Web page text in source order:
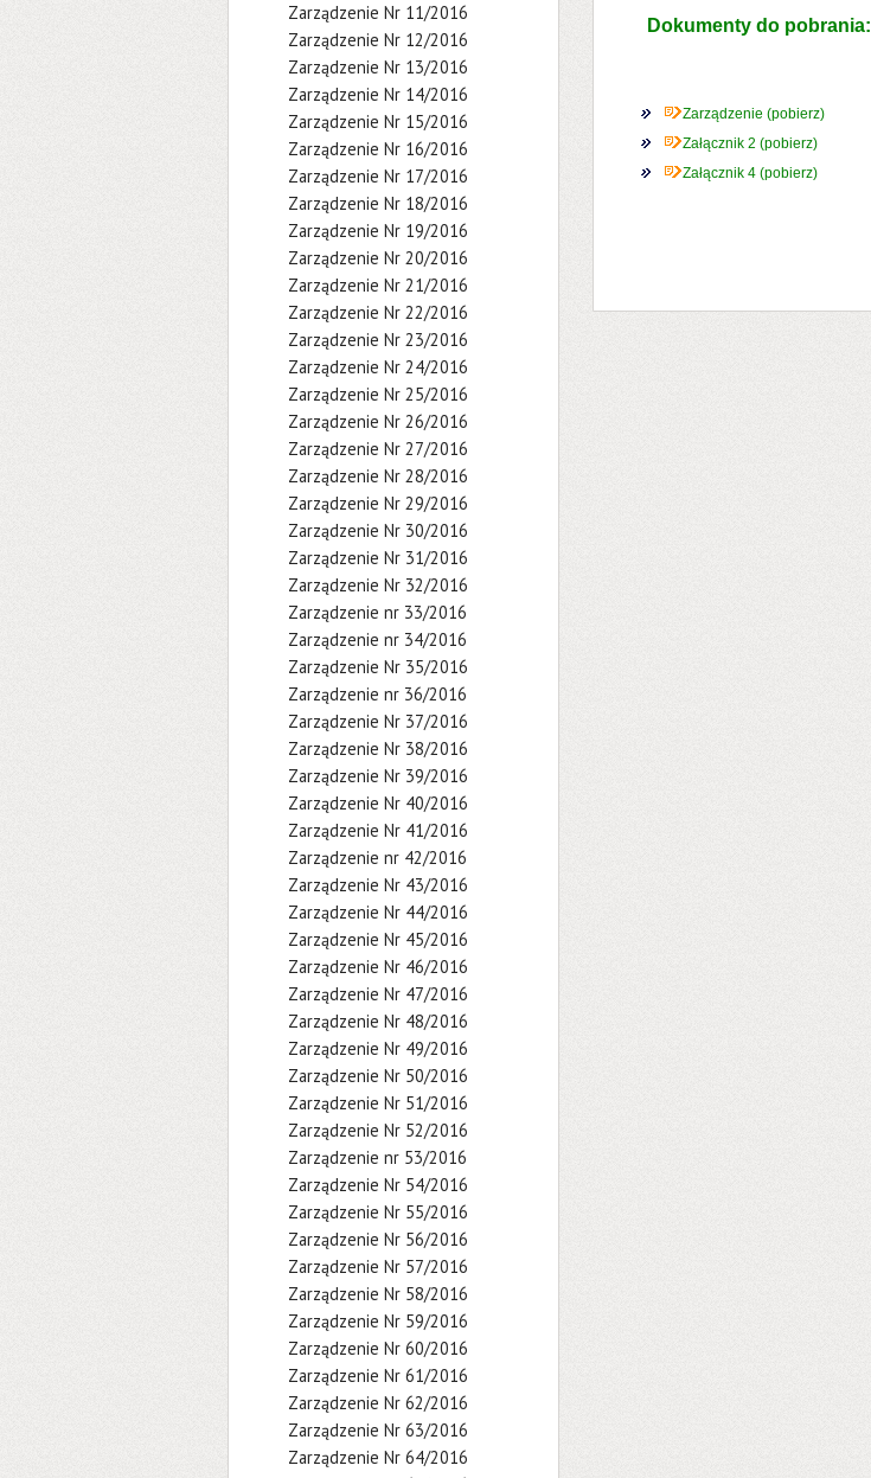
Zarządzenie Nr 11/2016
Zarządzenie Nr 12/2016
Zarządzenie Nr 13/2016
Zarządzenie Nr 14/2016
Zarządzenie Nr 15/2016
Zarządzenie Nr 16/2016
Zarządzenie Nr 17/2016
Zarządzenie Nr 18/2016
Zarządzenie Nr 19/2016
Zarządzenie Nr 20/2016
Zarządzenie Nr 21/2016
Zarządzenie Nr 22/2016
Zarządzenie Nr 23/2016
Zarządzenie Nr 24/2016
Zarządzenie Nr 25/2016
Zarządzenie Nr 26/2016
Zarządzenie Nr 27/2016
Zarządzenie Nr 28/2016
Zarządzenie Nr 29/2016
Zarządzenie Nr 30/2016
Zarządzenie Nr 31/2016
Zarządzenie Nr 32/2016
Zarządzenie nr 33/2016
Zarządzenie nr 34/2016
Zarządzenie Nr 35/2016
Zarządzenie nr 36/2016
Zarządzenie Nr 37/2016
Zarządzenie Nr 38/2016
Zarządzenie Nr 39/2016
Zarządzenie Nr 40/2016
Zarządzenie Nr 41/2016
Zarządzenie nr 42/2016
Zarządzenie Nr 43/2016
Zarządzenie Nr 44/2016
Zarządzenie Nr 45/2016
Zarządzenie Nr 46/2016
Zarządzenie Nr 47/2016
Zarządzenie Nr 48/2016
Zarządzenie Nr 49/2016
Zarządzenie Nr 50/2016
Zarządzenie Nr 51/2016
Zarządzenie Nr 52/2016
Zarządzenie nr 53/2016
Zarządzenie Nr 54/2016
Zarządzenie Nr 55/2016
Zarządzenie Nr 56/2016
Zarządzenie Nr 57/2016
Zarządzenie Nr 58/2016
Zarządzenie Nr 59/2016
Zarządzenie Nr 60/2016
Zarządzenie Nr 61/2016
Zarządzenie Nr 62/2016
Zarządzenie Nr 63/2016
Zarządzenie Nr 64/2016
Dokumenty do pobrania:
Zarządzenie (pobierz)
Załącznik 2 (pobierz)
Załącznik 4 (pobierz)